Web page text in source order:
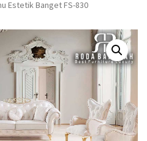
Estetik Banget FS-830